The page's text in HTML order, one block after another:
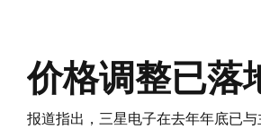
价格调整已落
报道指出，三星电子在去年年底已